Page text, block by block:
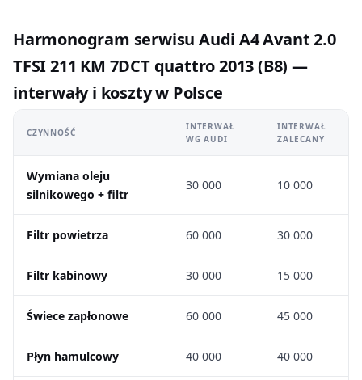
Harmonogram serwisu Audi A4 Avant 2.0
TFSI 211 KM 7DCT quattro 2013 (B8) —
interwały i koszty w Polsce
CZYNNOŚĆ
INTERWAŁ
WG AUDI
INTERWAŁ
ZALECANY
Wymiana oleju
silnikowego + filtr
30 000 10 000
Filtr powietrza 60 000 30 000
Filtr kabinowy 30 000 15 000
Świece zapłonowe 60 000 45 000
Płyn hamulcowy 40 000 40 000